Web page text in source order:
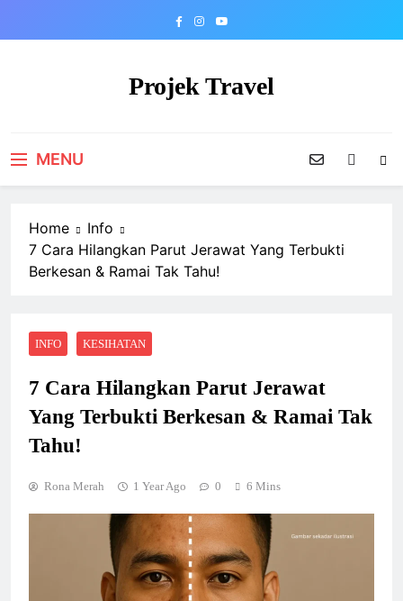
Projek Travel
MENU
Home
Info
7 Cara Hilangkan Parut Jerawat Yang Terbukti
Berkesan & Ramai Tak Tahu!
INFO KESIHATAN
7 Cara Hilangkan Parut Jerawat
Yang Terbukti Berkesan & Ramai Tak
Tahu!
Rona Merah 1 Year Ago 0 6 Mins